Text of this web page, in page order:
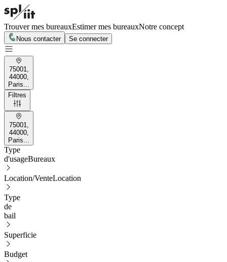
Trouver mes bureauxEstimer mes bureauxNotre concept
Nous contacter Se connecter
75001,
44000,
Paris...
Filtres
75001,
44000,
Paris...
Type
d'usageBureaux
Location/VenteLocation
Type
de
bail
Superficie
Budget